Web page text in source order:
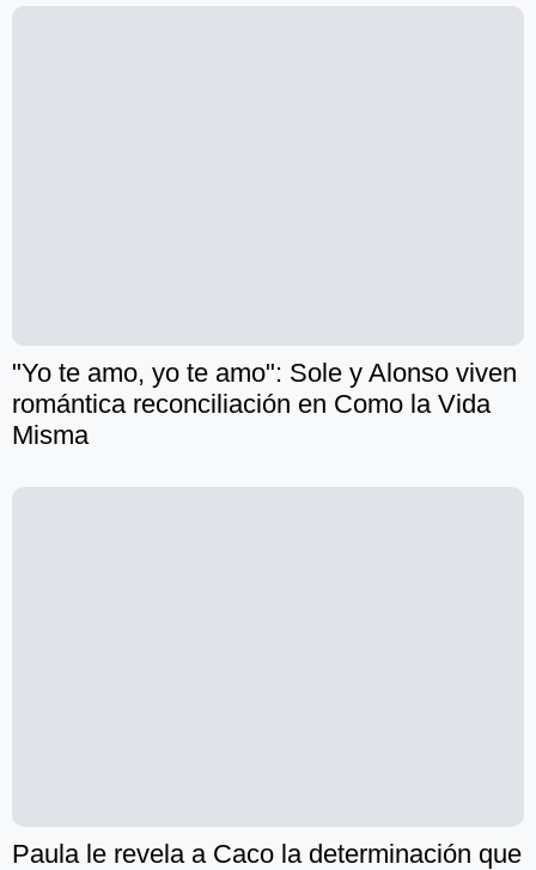
"Yo te amo, yo te amo": Sole y Alonso viven
romántica reconciliación en Como la Vida
Misma
Paula le revela a Caco la determinación que